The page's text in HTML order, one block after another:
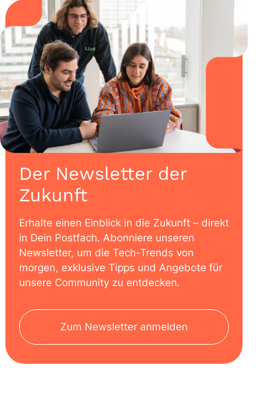
Der Newsletter der
Zukunft
Erhalte einen Einblick in die Zukunft – direkt
in Dein Postfach. Abonniere unseren
Newsletter, um die Tech-Trends von
morgen, exklusive Tipps und Angebote für
unsere Community zu entdecken.
Zum Newsletter anmelden